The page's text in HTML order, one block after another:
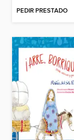
PEDIR PRESTADO